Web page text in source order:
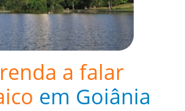
a falar
em Goiânia